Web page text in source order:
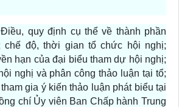
quy định cụ thể về thành phần
chế độ, thời gian tổ chức hội nghị;
hạn của đại biểu tham dự hội nghị;
nghị và phân công thảo luận tại tổ;
gia ý kiến thảo luận phát biểu tại
chí Ủy viên Ban Chấp hành Trung